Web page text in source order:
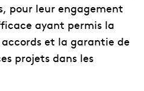
pour leur engagement
ayant permis la
et la garantie de
projets dans les